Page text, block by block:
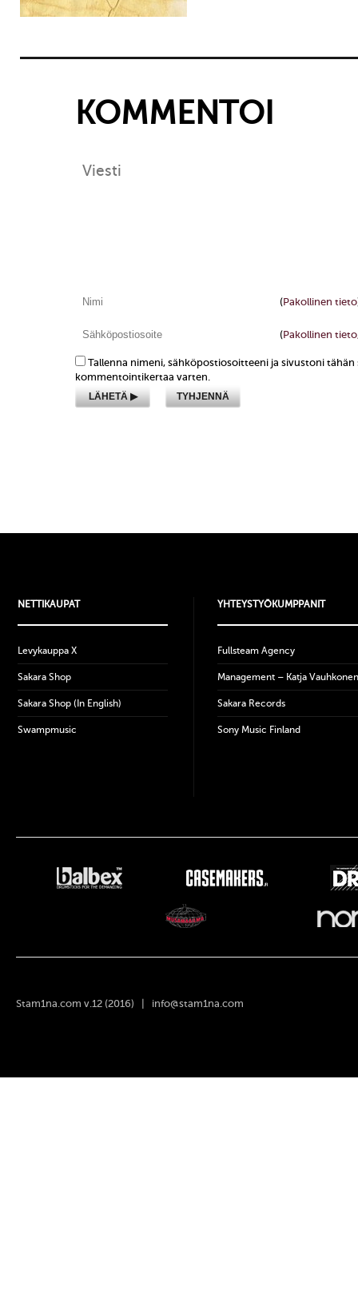
KOMMENTOI
(Pakollinen tieto
(Pakollinen
Tallenna nimeni, sähköpostiosoitteeni ja sivustoni tähän
kommentointikertaa varten.
NETTIKAUPAT
Levykauppa X
Sakara Shop
Sakara Shop (In English)
Swampmusic
YHTEYSTYÖKUMPPANIT
Fullsteam Agency
Management – Katja Vauhkonen
Sakara Records
Sony Music Finland
Stam1na.com v.12 (2016) | info@stam1na.com